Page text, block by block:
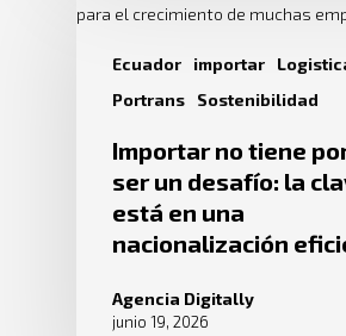
Ecuador importar
Portrans
Sostenibilidad
Importar no tiene
ser un desafío: la
está en una
nacionalización
Agencia Digitally
junio 19, 2026